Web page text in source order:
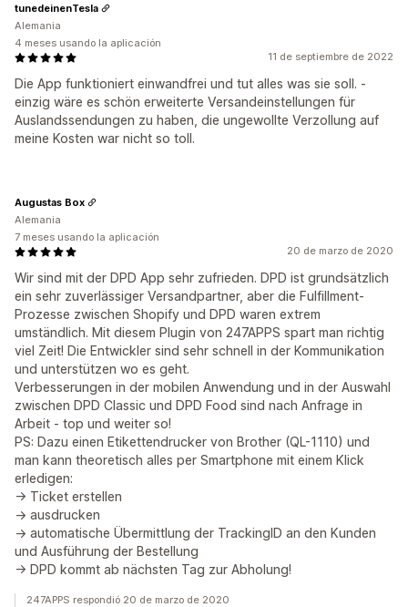
11 de septiembre de 2022
Die App funktioniert einwandfrei und tut alles was sie soll. -
einzig wäre es schön erweiterte Versandeinstellungen für
Auslandssendungen zu haben, die ungewollte Verzollung auf
meine Kosten war nicht so toll.
tunedeinenTesla
Alemania
4 meses usando la aplicación
20 de marzo de 2020
Wir sind mit der DPD App sehr zufrieden. DPD ist grundsätzlich
ein sehr zuverlässiger Versandpartner, aber die Fulfillment-
Prozesse zwischen Shopify und DPD waren extrem
umständlich. Mit diesem Plugin von 247APPS spart man richtig
viel Zeit! Die Entwickler sind sehr schnell in der Kommunikation
und unterstützen wo es geht.
Verbesserungen in der mobilen Anwendung und in der Auswahl
zwischen DPD Classic und DPD Food sind nach Anfrage in
Arbeit - top und weiter so!
PS: Dazu einen Etikettendrucker von Brother (QL-1110) und
man kann theoretisch alles per Smartphone mit einem Klick
erledigen:
-> Ticket erstellen
-> ausdrucken
-> automatische Übermittlung der TrackingID an den Kunden
und Ausführung der Bestellung
-> DPD kommt ab nächsten Tag zur Abholung!
Augustas Box
Alemania
7 meses usando la aplicación
247APPS respondió 20 de marzo de 2020